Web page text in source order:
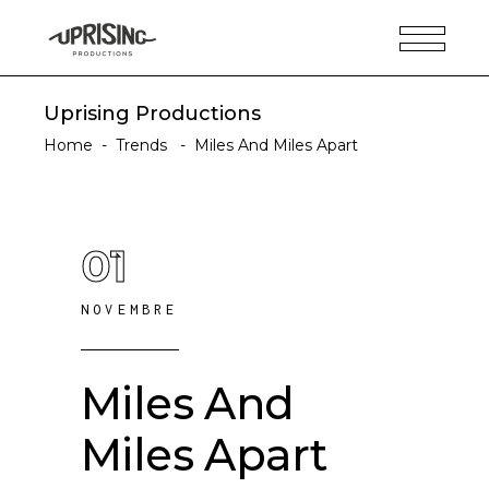
Uprising Productions
Home - Trends - Miles And Miles Apart
01
NOVEMBRE
Miles And
Miles Apart